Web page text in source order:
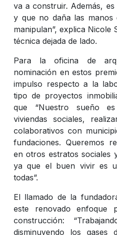
va a construir. Además,
y que no daña las manos
manipulan”, explica Nicole
técnica dejada de lado.
Para la oficina de
nominación en estos
impulso respecto a la
tipo de proyectos
que “Nuestro sueño
viviendas sociales,
colaborativos con
fundaciones. Queremos
en otros estratos sociales
ya que el buen vivir es
todas”.
El llamado de la
este renovado enfoque
construcción:
disminuyendo los gases